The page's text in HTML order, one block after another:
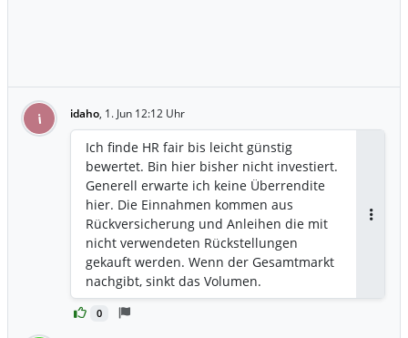
i idaho, 1. Jun 12:12 Uhr
0
Ich finde HR fair bis leicht günstig
bewertet. Bin hier bisher nicht investiert.
Generell erwarte ich keine Überrendite
hier. Die Einnahmen kommen aus
Rückversicherung und Anleihen die mit
nicht verwendeten Rückstellungen
gekauft werden. Wenn der Gesamtmarkt
nachgibt, sinkt das Volumen.
Anleihenkurse sind zinsabhängig. also
keine pauschale Aussage. V.a nicht ohne